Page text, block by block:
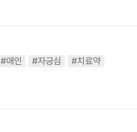
#애인 #자긍심
#치료약